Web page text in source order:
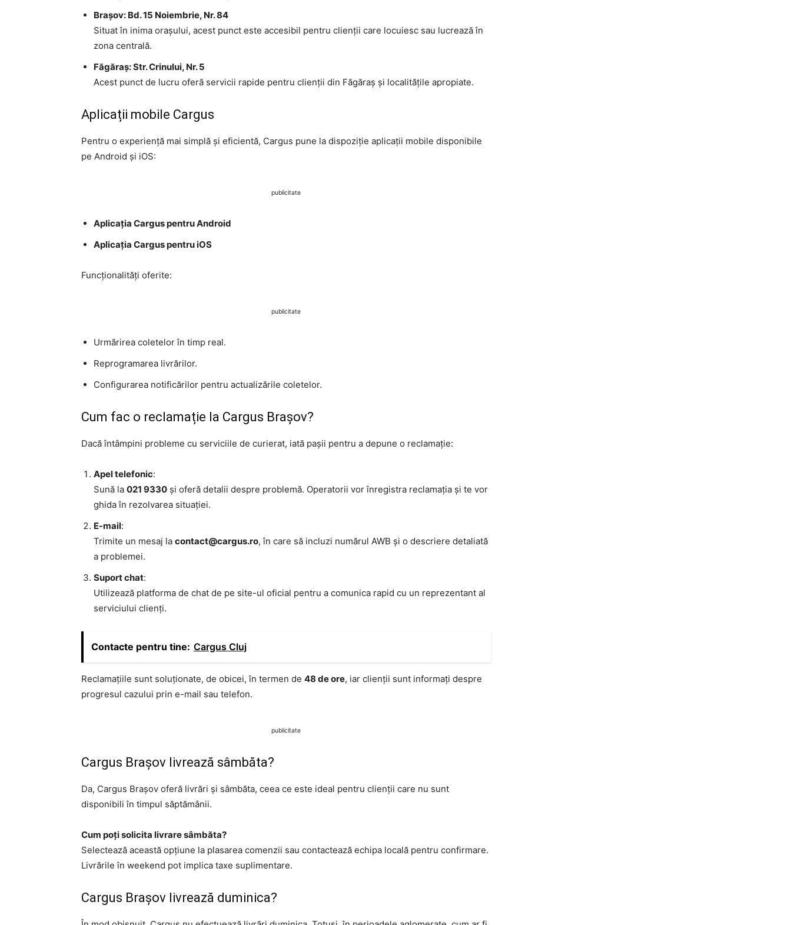
Brașov: Bd. 15 Noiembrie, Nr. 84
Situat în inima orașului, acest punct este accesibil pentru clienții care locuiesc sau lucrează în
zona centrală.
Făgăraș: Str. Crinului, Nr. 5
Acest punct de lucru oferă servicii rapide pentru clienții din Făgăraș și localitățile apropiate.
Aplicații mobile Cargus
Pentru o experiență mai simplă și eficientă, Cargus pune la dispoziție aplicații mobile disponibile
pe Android și iOS:
publicitate
Aplicația Cargus pentru Android
Aplicația Cargus pentru iOS
Funcționalități oferite:
publicitate
Urmărirea coletelor în timp real.
Reprogramarea livrărilor.
Configurarea notificărilor pentru actualizările coletelor.
Cum fac o reclamație la Cargus Brașov?
Dacă întâmpini probleme cu serviciile de curierat, iată pașii pentru a depune o reclamație:
Apel telefonic:
Sună la 021 9330 și oferă detalii despre problemă. Operatorii vor înregistra reclamația și te vor
ghida în rezolvarea situației.
E-mail:
Trimite un mesaj la contact@cargus.ro, în care să incluzi numărul AWB și o descriere detaliată
a problemei.
Suport chat:
Utilizează platforma de chat de pe site-ul oficial pentru a comunica rapid cu un reprezentant al
serviciului clienți.
Contacte pentru tine: Cargus Cluj
Reclamațiile sunt soluționate, de obicei, în termen de 48 de ore, iar clienții sunt informați despre
progresul cazului prin e-mail sau telefon.
publicitate
Cargus Brașov livrează sâmbăta?
Da, Cargus Brașov oferă livrări și sâmbăta, ceea ce este ideal pentru clienții care nu sunt
disponibili în timpul săptămânii.
Cum poți solicita livrare sâmbăta?
Selectează această opțiune la plasarea comenzii sau contactează echipa locală pentru confirmare.
Livrările în weekend pot implica taxe suplimentare.
Cargus Brașov livrează duminica?